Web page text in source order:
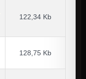
122,34 Kb
128,75 Kb